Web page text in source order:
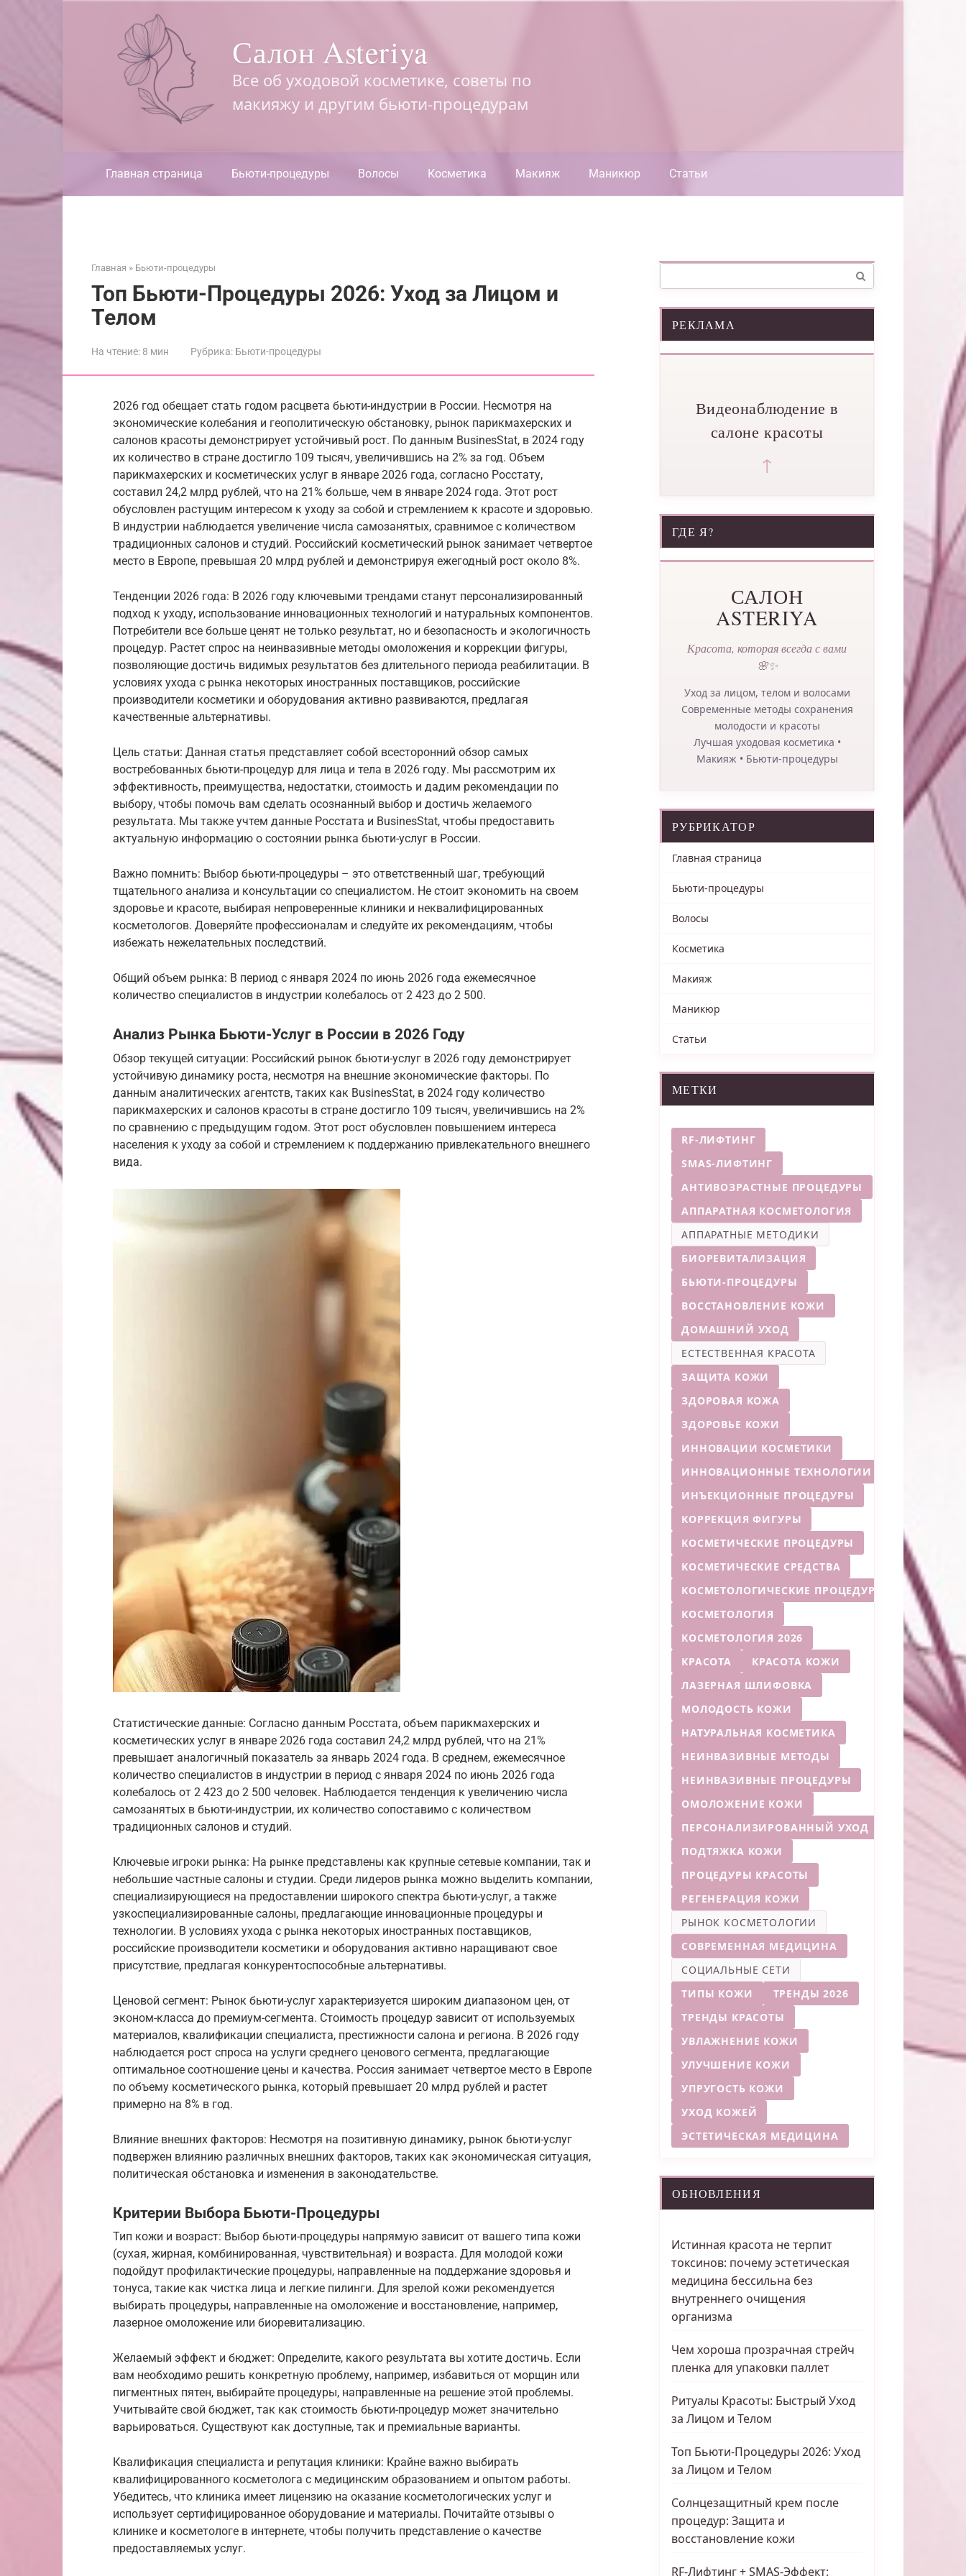
Салон Asteriya
Все об уходовой косметике, советы по
макияжу и другим бьюти-процедурам
Главная страница Бьюти-процедуры Волосы Косметика Макияж Маникюр Статьи
Главная » Бьюти-процедуры
Топ Бьюти-Процедуры 2026: Уход за Лицом и
Телом
На чтение: 8 мин Рубрика: Бьюти-процедуры
2026 год обещает стать годом расцвета бьюти-индустрии в России. Несмотря на
экономические колебания и геополитическую обстановку, рынок парикмахерских и
салонов красоты демонстрирует устойчивый рост. По данным BusinesStat, в 2024 году
их количество в стране достигло 109 тысяч, увеличившись на 2% за год. Объем
парикмахерских и косметических услуг в январе 2026 года, согласно Росстату,
составил 24,2 млрд рублей, что на 21% больше, чем в январе 2024 года. Этот рост
обусловлен растущим интересом к уходу за собой и стремлением к красоте и здоровью.
В индустрии наблюдается увеличение числа самозанятых, сравнимое с количеством
традиционных салонов и студий. Российский косметический рынок занимает четвертое
место в Европе, превышая 20 млрд рублей и демонстрируя ежегодный рост около 8%.
Тенденции 2026 года: В 2026 году ключевыми трендами станут персонализированный
подход к уходу, использование инновационных технологий и натуральных компонентов.
Потребители все больше ценят не только результат, но и безопасность и экологичность
процедур. Растет спрос на неинвазивные методы омоложения и коррекции фигуры,
позволяющие достичь видимых результатов без длительного периода реабилитации. В
условиях ухода с рынка некоторых иностранных поставщиков, российские
производители косметики и оборудования активно развиваются, предлагая
качественные альтернативы.
Цель статьи: Данная статья представляет собой всесторонний обзор самых
востребованных бьюти-процедур для лица и тела в 2026 году. Мы рассмотрим их
эффективность, преимущества, недостатки, стоимость и дадим рекомендации по
выбору, чтобы помочь вам сделать осознанный выбор и достичь желаемого
результата. Мы также учтем данные Росстата и BusinesStat, чтобы предоставить
актуальную информацию о состоянии рынка бьюти-услуг в России.
Важно помнить: Выбор бьюти-процедуры – это ответственный шаг, требующий
тщательного анализа и консультации со специалистом. Не стоит экономить на своем
здоровье и красоте, выбирая непроверенные клиники и неквалифицированных
косметологов. Доверяйте профессионалам и следуйте их рекомендациям, чтобы
избежать нежелательных последствий.
Общий объем рынка: В период с января 2024 по июнь 2026 года ежемесячное
количество специалистов в индустрии колебалось от 2 423 до 2 500.
Анализ Рынка Бьюти-Услуг в России в 2026 Году
Обзор текущей ситуации: Российский рынок бьюти-услуг в 2026 году демонстрирует
устойчивую динамику роста, несмотря на внешние экономические факторы. По
данным аналитических агентств, таких как BusinesStat, в 2024 году количество
парикмахерских и салонов красоты в стране достигло 109 тысяч, увеличившись на 2%
по сравнению с предыдущим годом. Этот рост обусловлен повышением интереса
населения к уходу за собой и стремлением к поддержанию привлекательного внешнего
вида.
Статистические данные: Согласно данным Росстата, объем парикмахерских и
косметических услуг в январе 2026 года составил 24,2 млрд рублей, что на 21%
превышает аналогичный показатель за январь 2024 года. В среднем, ежемесячное
количество специалистов в индустрии в период с января 2024 по июнь 2026 года
колебалось от 2 423 до 2 500 человек. Наблюдается тенденция к увеличению числа
самозанятых в бьюти-индустрии, их количество сопоставимо с количеством
традиционных салонов и студий.
Ключевые игроки рынка: На рынке представлены как крупные сетевые компании, так и
небольшие частные салоны и студии. Среди лидеров рынка можно выделить компании,
специализирующиеся на предоставлении широкого спектра бьюти-услуг, а также
узкоспециализированные салоны, предлагающие инновационные процедуры и
технологии. В условиях ухода с рынка некоторых иностранных поставщиков,
российские производители косметики и оборудования активно наращивают свое
присутствие, предлагая конкурентоспособные альтернативы.
Ценовой сегмент: Рынок бьюти-услуг характеризуется широким диапазоном цен, от
эконом-класса до премиум-сегмента. Стоимость процедур зависит от используемых
материалов, квалификации специалиста, престижности салона и региона. В 2026 году
наблюдается рост спроса на услуги среднего ценового сегмента, предлагающие
оптимальное соотношение цены и качества. Россия занимает четвертое место в Европе
по объему косметического рынка, который превышает 20 млрд рублей и растет
примерно на 8% в год.
Влияние внешних факторов: Несмотря на позитивную динамику, рынок бьюти-услуг
подвержен влиянию различных внешних факторов, таких как экономическая ситуация,
политическая обстановка и изменения в законодательстве.
Критерии Выбора Бьюти-Процедуры
Тип кожи и возраст: Выбор бьюти-процедуры напрямую зависит от вашего типа кожи
(сухая, жирная, комбинированная, чувствительная) и возраста. Для молодой кожи
подойдут профилактические процедуры, направленные на поддержание здоровья и
тонуса, такие как чистка лица и легкие пилинги. Для зрелой кожи рекомендуется
выбирать процедуры, направленные на омоложение и восстановление, например,
лазерное омоложение или биоревитализацию.
Желаемый эффект и бюджет: Определите, какого результата вы хотите достичь. Если
вам необходимо решить конкретную проблему, например, избавиться от морщин или
пигментных пятен, выбирайте процедуры, направленные на решение этой проблемы.
Учитывайте свой бюджет, так как стоимость бьюти-процедур может значительно
варьироваться. Существуют как доступные, так и премиальные варианты.
Квалификация специалиста и репутация клиники: Крайне важно выбирать
квалифицированного косметолога с медицинским образованием и опытом работы.
Убедитесь, что клиника имеет лицензию на оказание косметологических услуг и
использует сертифицированное оборудование и материалы. Почитайте отзывы о
клинике и косметологе в интернете, чтобы получить представление о качестве
предоставляемых услуг.
РЕКЛАМА
Видеонаблюдение в
салоне красоты
↑
ГДЕ Я?
САЛОН
ASTERIYA
Красота, которая всегда с вами
🌸✨
Уход за лицом, телом и волосами
Современные методы сохранения
молодости и красоты
Лучшая уходовая косметика •
Макияж • Бьюти-процедуры
РУБРИКАТОР
Главная страница
Бьюти-процедуры
Волосы
Косметика
Макияж
Маникюр
Статьи
МЕТКИ
RF-ЛИФТИНГ
SMAS-ЛИФТИНГ
АНТИВОЗРАСТНЫЕ ПРОЦЕДУРЫ
АППАРАТНАЯ КОСМЕТОЛОГИЯ
АППАРАТНЫЕ МЕТОДИКИ
БИОРЕВИТАЛИЗАЦИЯ
БЬЮТИ-ПРОЦЕДУРЫ
ВОССТАНОВЛЕНИЕ КОЖИ
ДОМАШНИЙ УХОД
ЕСТЕСТВЕННАЯ КРАСОТА
ЗАЩИТА КОЖИ
ЗДОРОВАЯ КОЖА
ЗДОРОВЬЕ КОЖИ
ИННОВАЦИИ КОСМЕТИКИ
ИННОВАЦИОННЫЕ ТЕХНОЛОГИИ
ИНЪЕКЦИОННЫЕ ПРОЦЕДУРЫ
КОРРЕКЦИЯ ФИГУРЫ
КОСМЕТИЧЕСКИЕ ПРОЦЕДУРЫ
КОСМЕТИЧЕСКИЕ СРЕДСТВА
КОСМЕТОЛОГИЧЕСКИЕ ПРОЦЕДУРЫ
КОСМЕТОЛОГИЯ
КОСМЕТОЛОГИЯ 2026
КРАСОТА
КРАСОТА КОЖИ
ЛАЗЕРНАЯ ШЛИФОВКА
МОЛОДОСТЬ КОЖИ
НАТУРАЛЬНАЯ КОСМЕТИКА
НЕИНВАЗИВНЫЕ МЕТОДЫ
НЕИНВАЗИВНЫЕ ПРОЦЕДУРЫ
ОМОЛОЖЕНИЕ КОЖИ
ПЕРСОНАЛИЗИРОВАННЫЙ УХОД
ПОДТЯЖКА КОЖИ
ПРОЦЕДУРЫ КРАСОТЫ
РЕГЕНЕРАЦИЯ КОЖИ
РЫНОК КОСМЕТОЛОГИИ
СОВРЕМЕННАЯ МЕДИЦИНА
СОЦИАЛЬНЫЕ СЕТИ
ТИПЫ КОЖИ
ТРЕНДЫ 2026
ТРЕНДЫ КРАСОТЫ
УВЛАЖНЕНИЕ КОЖИ
УЛУЧШЕНИЕ КОЖИ
УПРУГОСТЬ КОЖИ
УХОД КОЖЕЙ
ЭСТЕТИЧЕСКАЯ МЕДИЦИНА
ОБНОВЛЕНИЯ
Истинная красота не терпит
токсинов: почему эстетическая
медицина бессильна без
внутреннего очищения
организма
Чем хороша прозрачная стрейч
пленка для упаковки паллет
Ритуалы Красоты: Быстрый Уход
за Лицом и Телом
Топ Бьюти-Процедуры 2026: Уход
за Лицом и Телом
Солнцезащитный крем после
процедур: Защита и
восстановление кожи
RF-Лифтинг + SMAS-Эффект: